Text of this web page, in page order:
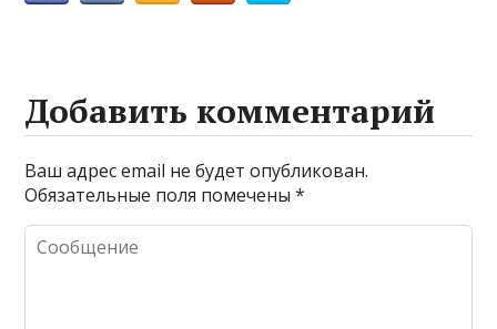
Добавить комментарий
Ваш адрес email не будет опубликован.
Обязательные поля помечены*